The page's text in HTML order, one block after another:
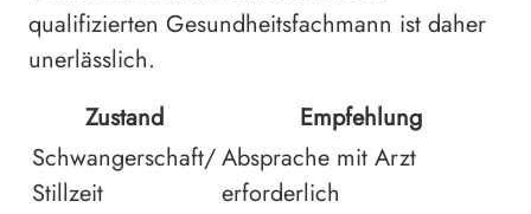
qualifizierten Gesundheitsfachmann ist daher
unerlässlich.
Zustand
Empfehlung
Schwangerschaft/
Stillzeit
Absprache mit Arzt
erforderlich